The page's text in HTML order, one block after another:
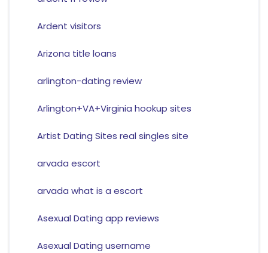
Ardent visitors
Arizona title loans
arlington-dating review
Arlington+VA+Virginia hookup sites
Artist Dating Sites real singles site
arvada escort
arvada what is a escort
Asexual Dating app reviews
Asexual Dating username